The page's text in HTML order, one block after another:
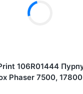
106R01444
Phaser 7500,